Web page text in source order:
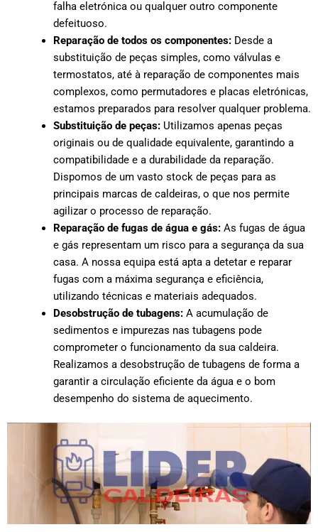
falha eletrónica ou qualquer outro componente
defeituoso.
Reparação de todos os componentes: Desde a
substituição de peças simples, como válvulas e
termostatos, até à reparação de componentes mais
complexos, como permutadores e placas eletrónicas,
estamos preparados para resolver qualquer problema.
Substituição de peças: Utilizamos apenas peças
originais ou de qualidade equivalente, garantindo a
compatibilidade e a durabilidade da reparação.
Dispomos de um vasto stock de peças para as
principais marcas de caldeiras, o que nos permite
agilizar o processo de reparação.
Reparação de fugas de água e gás: As fugas de água
e gás representam um risco para a segurança da sua
casa. A nossa equipa está apta a detetar e reparar
fugas com a máxima segurança e eficiência,
utilizando técnicas e materiais adequados.
Desobstrução de tubagens: A acumulação de
sedimentos e impurezas nas tubagens pode
comprometer o funcionamento da sua caldeira.
Realizamos a desobstrução de tubagens de forma a
garantir a circulação eficiente da água e o bom
desempenho do sistema de aquecimento.